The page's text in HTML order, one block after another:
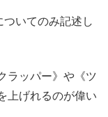
いてのみ記述し
ラッパー》や《ツ
上げれるのが偉い